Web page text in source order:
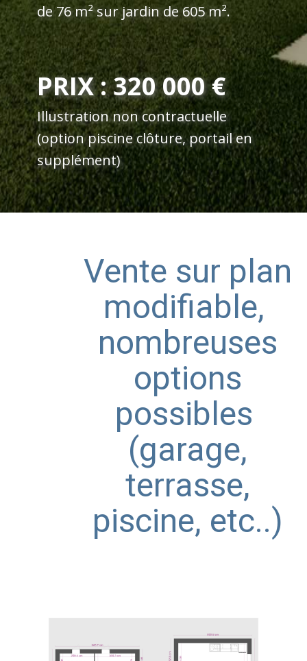
de 76 m² sur jardin de 605 m².
PRIX : 320 000 €
Illustration non contractuelle
(option piscine clôture, portail en
supplément)
Vente sur plan
modifiable,
nombreuses
options
possibles
(garage,
terrasse,
piscine, etc..)